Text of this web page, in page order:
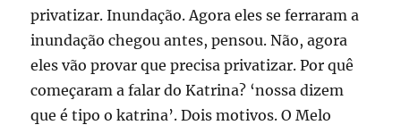
privatizar. Inundação. Agora eles se ferraram a
inundação chegou antes, pensou. Não, agora
eles vão provar que precisa privatizar. Por quê
começaram a falar do Katrina? ‘nossa dizem
que é tipo o katrina’. Dois motivos. O Melo